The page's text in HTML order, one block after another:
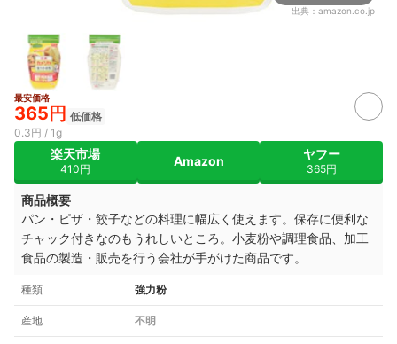
出典： amazon.co.jp
最安価格
365円 低価格
0.3円 / 1g
楽天市場
410円
Amazon ヤフー
365円
商品概要
パン・ピザ・餃子などの料理に幅広く使えます。保存に便利な
チャック付きなのもうれしいところ。小麦粉や調理食品、加工
食品の製造・販売を行う会社が手がけた商品です。
種類 強力粉
産地 不明